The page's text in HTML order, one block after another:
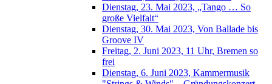
Dienstag, 23. Mai 2023, „Tango … So
große Vielfalt“
Dienstag, 30. Mai 2023, Von Ballade bis
Groove IV
Freitag, 2. Juni 2023, 11 Uhr, Bremen so
frei
Dienstag, 6. Juni 2023, Kammermusik